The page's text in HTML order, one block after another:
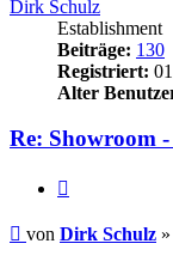
Dirk Schulz
Establishment
Beiträge: 130
Registriert:
Alter
Re: Showroom
Beitrag
von Dirk Schulz »